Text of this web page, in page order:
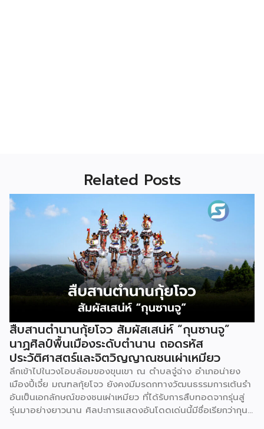
Related Posts
สืบสานตำนานกุ้ยโจว สัมผัสเสน่ห์ “กุนซานจู”
นาฏศิลป์พื้นเมืองระดับตำนาน ถอดรหัส
ประวัติศาสตร์และจิตวิญญาณชนเผ่าเหมียว
ลึกเข้าไปในวงโอบล้อมของขุนเขา ณ ตำบลจู๋ฉ่าง อำเภอน่ายง
เมืองปี้เจี๋ย มณฑลกุ้ยโจว ยังคงมีมรดกทางวัฒนธรรมการเต้นรำ
อันเป็นเอกลักษณ์ของชนเผ่าเหมียว ที่ได้รับการสืบทอดจากรุ่นสู่
รุ่นมาอย่างยาวนาน ศิลปะการแสดงอันโดดเด่นนี้มีชื่อเรียกว่ากุน